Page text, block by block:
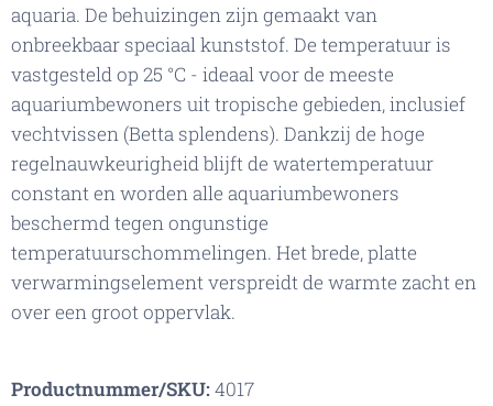
aquaria. De behuizingen zijn gemaakt van
onbreekbaar speciaal kunststof. De temperatuur is
vastgesteld op 25 °C - ideaal voor de meeste
aquariumbewoners uit tropische gebieden, inclusief
vechtvissen (Betta splendens). Dankzij de hoge
regelnauwkeurigheid blijft de watertemperatuur
constant en worden alle aquariumbewoners
beschermd tegen ongunstige
temperatuurschommelingen. Het brede, platte
verwarmingselement verspreidt de warmte zacht en
over een groot oppervlak.
Productnummer/SKU:4017